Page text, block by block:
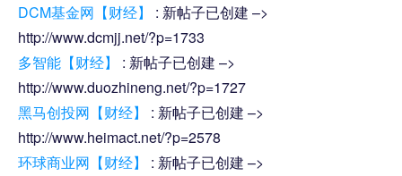
DCM基金网【财经】
: 新帖子已创建 –>
http://www.dcmjj.net/?p=1733
多智能【财经】
: 新帖子已创建 –>
http://www.duozhineng.net/?p=1727
黑马创投网【财经】
: 新帖子已创建 –>
http://www.heimact.net/?p=2578
环球商业网【财经】
: 新帖子已创建 –>